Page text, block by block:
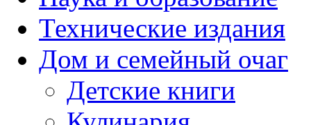
Технические издания
Дом и семейный очаг
Детские книги